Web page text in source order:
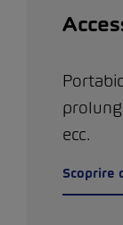
ecc.
Scoprire